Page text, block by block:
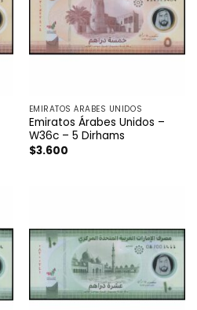
EMIRATOS ÁRABES UNIDOS
Emiratos Árabes Unidos –
W36c – 5 Dirhams
$3.600